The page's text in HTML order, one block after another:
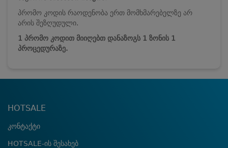
პრომო კოდის რაოდენობა ერთ მომხმარებელზე არ
არის შეზღუდული.
1 პრომო კოდით მიიღებთ დანაზოგს 1 ზონის 1
პროცედურაზე.
HOTSALE
კონტაქტი
HOTSALE-ის შესახებ